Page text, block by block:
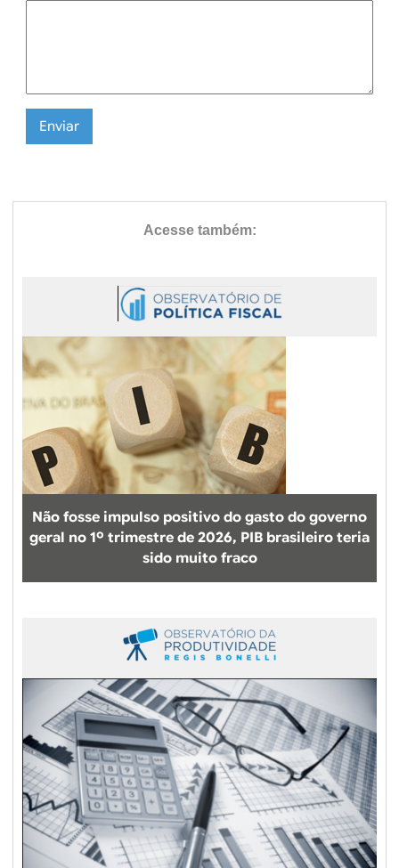
Não fosse impulso positivo do gasto do governo
geral no 1º trimestre de 2026, PIB brasileiro teria
sido muito fraco